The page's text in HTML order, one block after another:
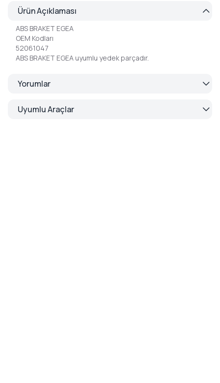
Ürün Açıklaması
ABS BRAKET EGEA
OEM Kodları
52061047
ABS BRAKET EGEA uyumlu yedek parçadır.
Yorumlar
Uyumlu Araçlar